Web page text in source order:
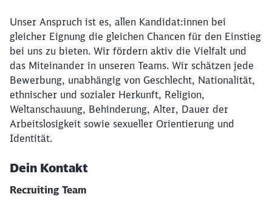
Unser Anspruch ist es, allen Kandidat:innen bei
gleicher Eignung die gleichen Chancen für den Einstieg
bei uns zu bieten. Wir fördern aktiv die Vielfalt und
das Miteinander in unseren Teams. Wir schätzen jede
Bewerbung, unabhängig von Geschlecht, Nationalität,
ethnischer und sozialer Herkunft, Religion,
Weltanschauung, Behinderung, Alter, Dauer der
Arbeitslosigkeit sowie sexueller Orientierung und
Identität.
Dein Kontakt
Recruiting Team